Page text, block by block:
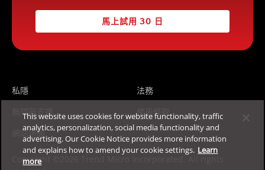
馬上試用 30 日
私隱
法務
無障礙支援
使用條款
網站地圖
Copyright ©2026 Trend Micro Incorporated. All rights
This website uses cookies for website functionality, traffic
analytics, personalization, social media functionality and
advertising. Our Cookie Notice provides more information
and explains how to amend your cookie settings. Learn
more